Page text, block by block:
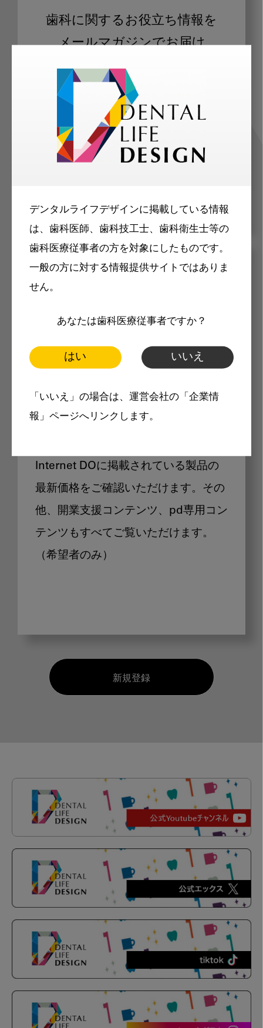
デンタルライフデザインに掲載している情報
は、歯科医師、歯科技工士、歯科衛生士等の
歯科医療従事者の方を対象にしたものです。
一般の方に対する情報提供サイトではありま
せん。
あなたは歯科医療従事者ですか？
はい いいえ
「いいえ」の場合は、運営会社の「企業情
報」ページへリンクします。
歯科に関するお役立ち情報を
メールマガジンでお届け
ご登録いただいた職種（歯科医師、歯
科衛生士、歯科技工士）に合わせた内
容のメールマガジンをお届けします。
メリット
製品価格も閲覧可能
Internet DOに掲載されている製品の
最新価格をご確認いただけます。その
他、開業支援コンテンツ、pd専用コン
テンツもすべてご覧いただけます。
（希望者のみ）
新規登録